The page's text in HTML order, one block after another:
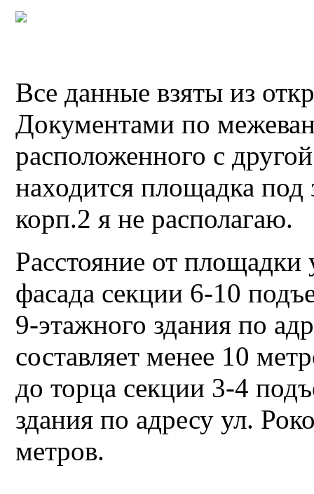
Все данные взяты из
Документами по
расположенного с
находится площадка под
корп.2 я не располагаю.
Расстояние от площадки
фасада секции 6-10
9-этажного здания по
составляет менее 10
до торца секции 3-4
здания по адресу ул.
метров.